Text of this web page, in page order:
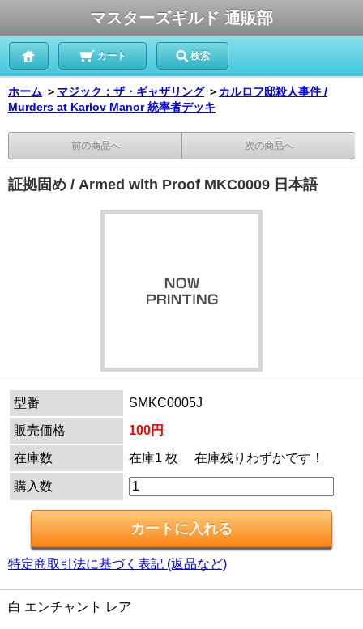
マスターズギルド 通販部
カート 検索
ホーム ＞ マジック：ザ・ギャザリング ＞ カルロフ邸殺人事件 /
Murders at Karlov Manor 統率者デッキ
前の商品へ 次の商品へ
証拠固め / Armed with Proof MKC0009 日本語
型番
SMKC0005J
販売価格
100円
在庫数
在庫1 枚 在庫残りわずかです！
購入数
特定商取引法に基づく表記 (返品など)
白 エンチャント レア